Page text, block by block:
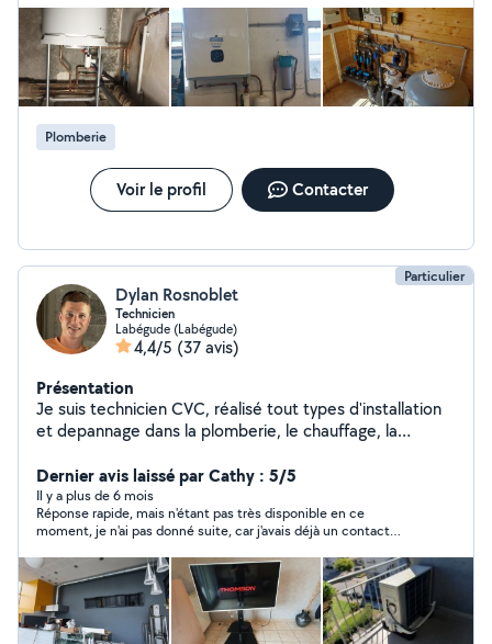
suspendu/douche/baignoire/lavabo/réparation de fuite/
débouchage/soudure cuivre acier/intervention rapide et
travail soigné
Plomberie
Voir le profil Contacter
Particulier
Dylan Rosnoblet
Technicien
Labégude (Labégude)
4,4/5 (37 avis)
Présentation
Je suis technicien CVC, réalisé tout types d'installation
et depannage dans la plomberie, le chauffage, la
l'outillage nécessaire. Professionnel mais pas encore à
mon compte. J'ai un camion pour débarrasser des
affaires. Soudure : chalumeau, arc, TIG réparation
chaise, table, meuble... Cuisine, salle de bain, dressing,
porte coulissante sur mesure
Dernier avis laissé par Cathy : 5/5
Il y a plus de 6 mois
Réponse rapide, mais n'étant pas très disponible en ce
moment, je n'ai pas donné suite, car j'avais déjà un contact
chantier. Peut être une prochaine fois.